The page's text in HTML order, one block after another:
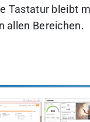
Tastatur bleibt
allen Bereichen.